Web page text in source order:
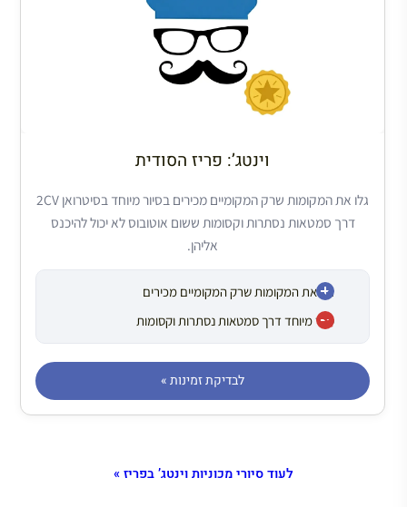
וינטג’: פריז הסודית
גלו את המקומות שרק המקומיים מכירים
סיור מיוחד דרך סמטאות נסתרות וקסומות
גלו את המקומות שרק המקומיים מכירים בסיור מיוחד בסיטרואן 2CV
דרך סמטאות נסתרות וקסומות ששום אוטובוס לא יכול להיכנס
אליהן.
לבדיקת זמינות »
לעוד סיורי מכוניות וינטג’ בפריז »